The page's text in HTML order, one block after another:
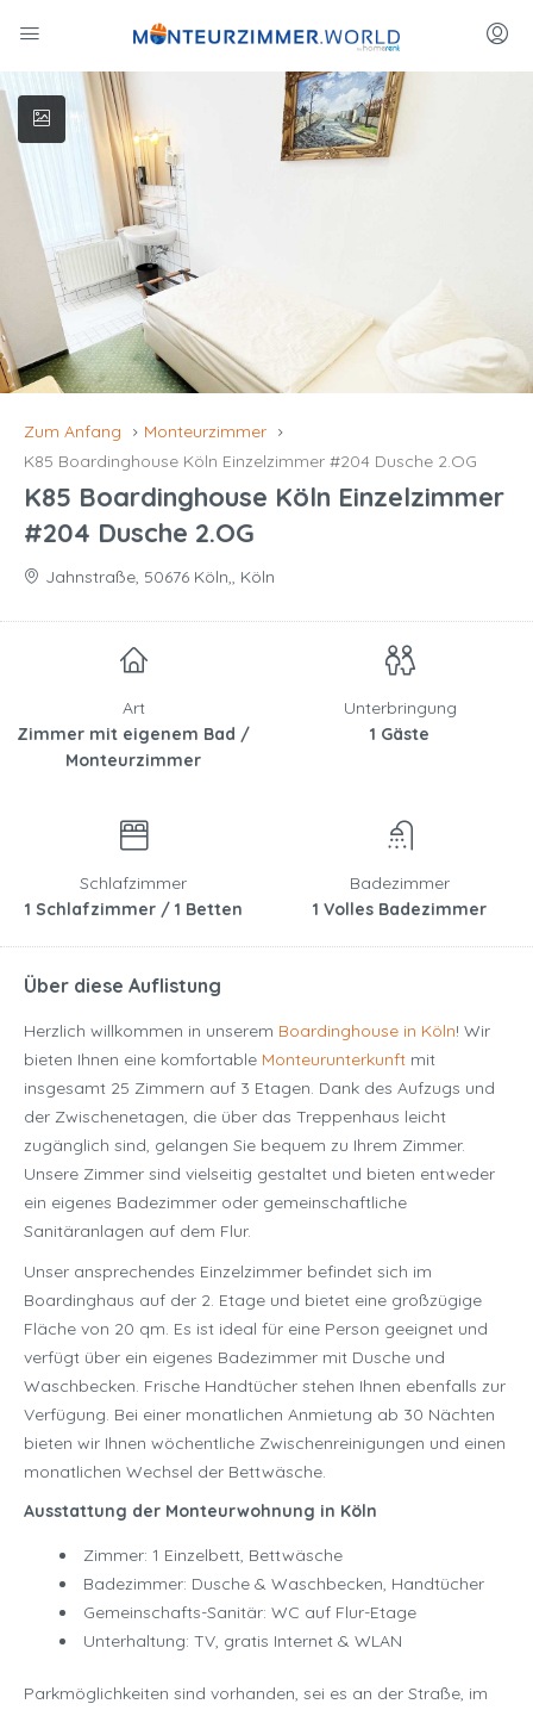
Zum Anfang
Monteurzimmer
K85 Boardinghouse Köln Einzelzimmer #204 Dusche 2.OG
K85 Boardinghouse Köln Einzelzimmer
#204 Dusche 2.OG
Jahnstraße, 50676 Köln,, Köln
Art
Zimmer mit eigenem Bad /
Monteurzimmer
Unterbringung
1 Gäste
Schlafzimmer
1 Schlafzimmer / 1 Betten
Badezimmer
1 Volles Badezimmer
Über diese Auflistung
Herzlich willkommen in unserem Boardinghouse in Köln! Wir
bieten Ihnen eine komfortable Monteurunterkunft mit
insgesamt 25 Zimmern auf 3 Etagen. Dank des Aufzugs und
der Zwischenetagen, die über das Treppenhaus leicht
zugänglich sind, gelangen Sie bequem zu Ihrem Zimmer.
Unsere Zimmer sind vielseitig gestaltet und bieten entweder
ein eigenes Badezimmer oder gemeinschaftliche
Sanitäranlagen auf dem Flur.
Unser ansprechendes Einzelzimmer befindet sich im
Boardinghaus auf der 2. Etage und bietet eine großzügige
Fläche von 20 qm. Es ist ideal für eine Person geeignet und
verfügt über ein eigenes Badezimmer mit Dusche und
Waschbecken. Frische Handtücher stehen Ihnen ebenfalls zur
Verfügung. Bei einer monatlichen Anmietung ab 30 Nächten
bieten wir Ihnen wöchentliche Zwischenreinigungen und einen
monatlichen Wechsel der Bettwäsche.
Ausstattung der Monteurwohnung in Köln
Zimmer: 1 Einzelbett, Bettwäsche
Badezimmer: Dusche & Waschbecken, Handtücher
Gemeinschafts-Sanitär: WC auf Flur-Etage
Unterhaltung: TV, gratis Internet & WLAN
Parkmöglichkeiten sind vorhanden, sei es an der Straße, im